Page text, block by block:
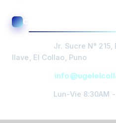
PORTADA
GESTIÓN
CONTACTO Y
Jr. Sucre N° 215,
Ilave, El Collao, Puno
Lun-Vie 8:30AM